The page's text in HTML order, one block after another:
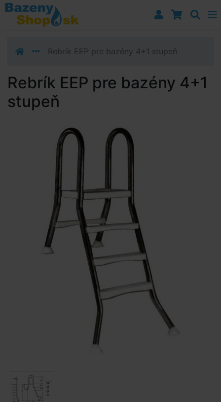
Prejsť k navigácii
Prejsť na obsah
Prejsť k bočnému stĺpci
Rebrík EEP pre bazény 4+1 stupeň
Rebrík EEP pre bazény 4+1
stupeň